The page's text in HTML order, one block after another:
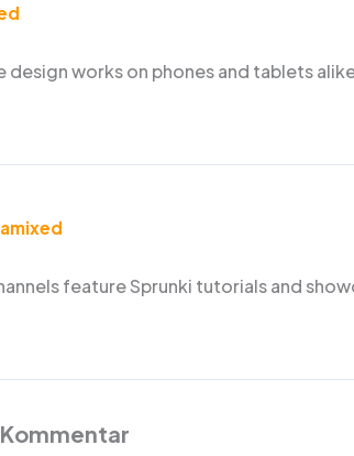
design works on phones and tablets
feature Sprunki tutorials and